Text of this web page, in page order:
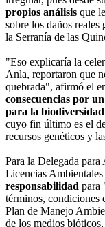
propios análisis que
sobre los daños reales
la Serranía de las
"Eso explicaría la
Anla, reportaron que
quebrada", afirmó el
consecuencias por
para la biodiversidad
cuyo fin último es el
recursos genéticos y
Para la Delegada
Licencias Ambientales
responsabilidad para
términos, condiciones
Plan de Manejo
de los medios